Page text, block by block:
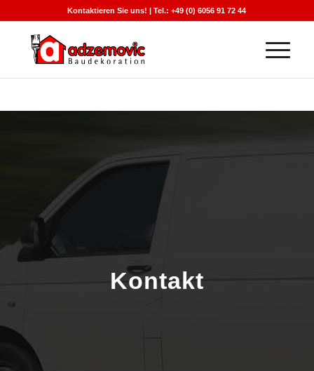
Kontaktieren Sie uns! | Tel.: +49 (0) 6056 91 72 44
Kontakt